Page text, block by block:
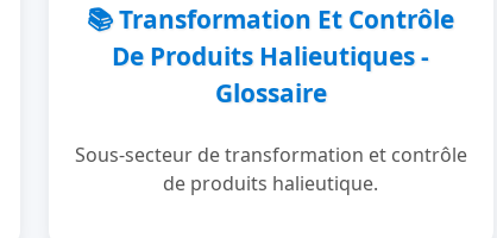
📚 Transformation Et Contrôle
De Produits Halieutiques -
Glossaire
Sous-secteur de transformation et contrôle
de produits halieutique.